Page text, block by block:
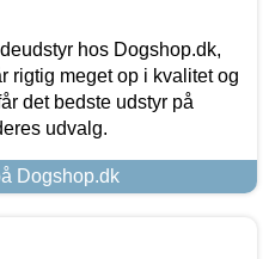
hos Dogshop.dk,
rigtig meget op i kvalitet og
det bedste udstyr på
udvalg.
Dogshop.dk